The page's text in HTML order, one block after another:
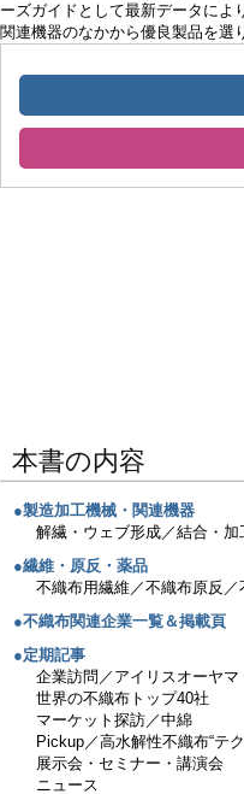
ーズガイドとして最新データによ
関連機器のなかから優良製品を選
本書の内容
●製造加工機械・関連機器
解繊・ウェブ形成／結合・
●繊維・原反・薬品
不織布用繊維／不織布原反／
●不織布関連企業一覧＆掲載頁
●定期記事
企業訪問／アイリスオーヤマ
世界の不織布トップ40社
マーケット探訪／中綿
Pickup／高水解性不織布“テ
展示会・セミナー・講演会
ニュース